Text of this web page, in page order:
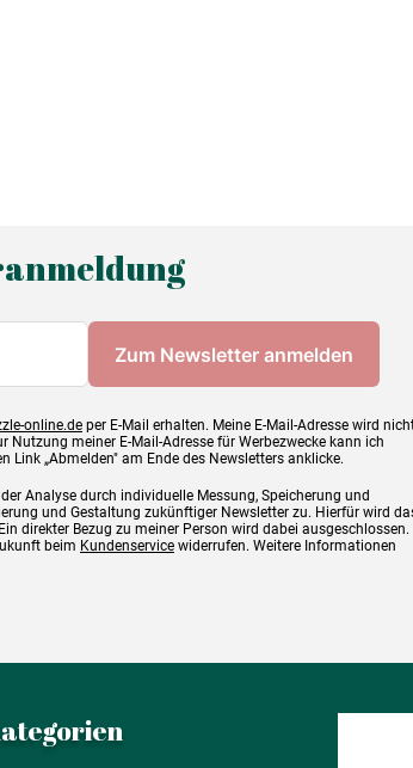
online.de per E-Mail erhalten. Meine E-Mail-Adresse wird
meiner E-Mail-Adresse für Werbezwecke kann ich
„Abmelden" am Ende des Newsletters anklicke.
Analyse durch individuelle Messung, Speicherung und
und Gestaltung zukünftiger Newsletter zu. Hierfür wird
direkter Bezug zu meiner Person wird dabei ausgeschlossen.
beim Kundenservice widerrufen. Weitere Informationen